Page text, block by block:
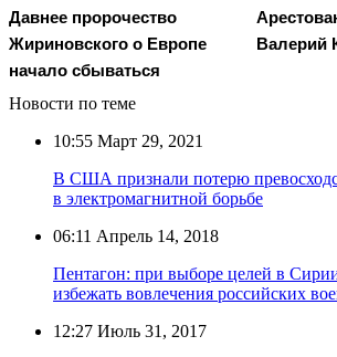
Давнее пророчество
Жириновского о Европе
начало сбываться
Валерий
Новости по теме
10:55 Март 29, 2021
В США признали потерю
в электромагнитной борьбе
06:11 Апрель 14, 2018
Пентагон: при выборе целей в
избежать вовлечения российских
12:27 Июль 31, 2017